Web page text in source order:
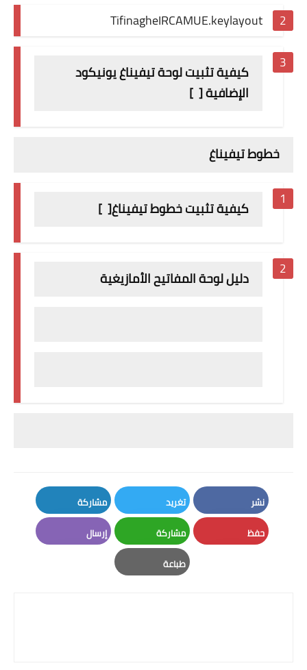
TifinagheIRCAMUE.keylayout
كيفية تثبيت لوحة تيفيناغ يونيكود
الإضافية [ ]
خطوط تيفيناغ
كيفية تثبيت خطوط تيفيناغ[ ]
دليل لوحة المفاتيح الأمازيغية
نشر
Facebook
تغريد
Twitter
مشاركة
LinkedIn
حفظ مشاركة
Whatsapp
إرسال
طباعة